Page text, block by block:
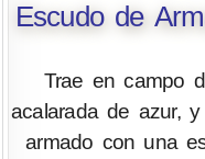
Escudo de
Trae en campo
acalarada de azur,
armado con una